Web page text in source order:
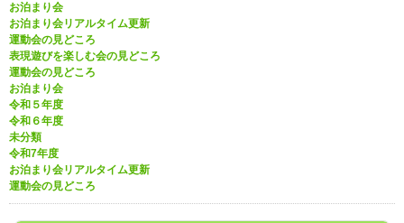
お泊まり会
お泊まり会リアルタイム更新
運動会の見どころ
表現遊びを楽しむ会の見どころ
運動会の見どころ
お泊まり会
令和５年度
令和６年度
未分類
令和7年度
お泊まり会リアルタイム更新
運動会の見どころ